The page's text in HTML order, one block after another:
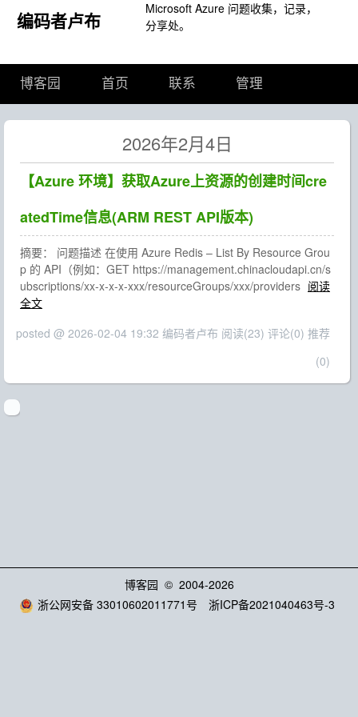
编码者卢布
Microsoft Azure 问题收集，记录，
分享处。
博客园 首页 联系 管理
2026年2月4日
【Azure 环境】获取Azure上资源的创建时间cre
atedTime信息(ARM REST API版本)
摘要： 问题描述 在使用 Azure Redis – List By Resource Grou
p 的 API（例如：GET https://management.chinacloudapi.cn/s
ubscriptions/xx-x-x-x-xxx/resourceGroups/xxx/providers 阅读
全文
posted @ 2026-02-04 19:32 编码者卢布 阅读(23) 评论(0) 推荐
(0)
博客园 © 2004-2026
浙公网安备 33010602011771号
浙ICP备2021040463号-3